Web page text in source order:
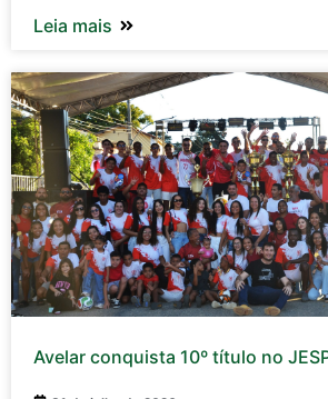
Leia mais
Avelar conquista 10º título no